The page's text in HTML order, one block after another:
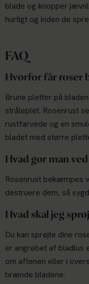
blade og knopper
hurtigt og inden de
FAQ
Hvorfor får roser
Brune pletter på
stråleplet. Rosenrust
rustfarvede og en
bladet med større
Hvad gør man
Rosenrust bekæmpes
destruere dem, så
Hvad skal jeg
Du kan sprøjte dine
er angrebet af bladlus
om aftenen eller i
brænde bladene.